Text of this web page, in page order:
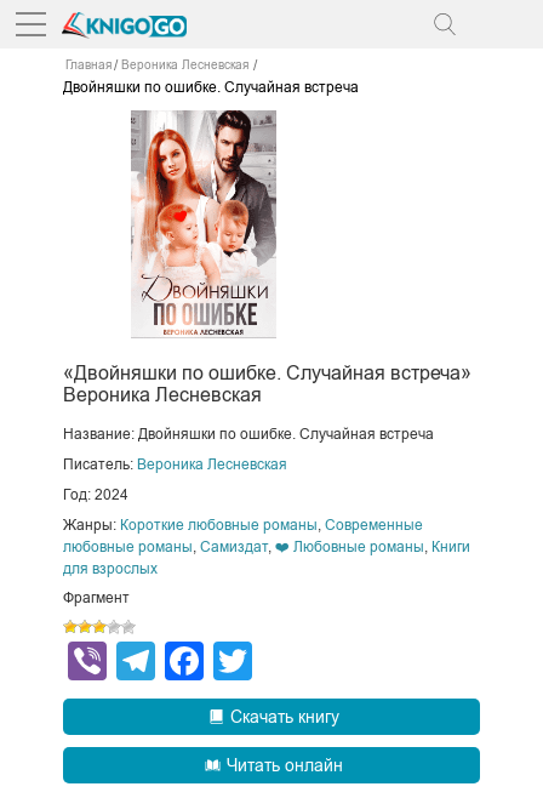
Главная Вероника Лесневская
Двойняшки по ошибке. Случайная встреча
«Двойняшки по ошибке. Случайная встреча»
Вероника Лесневская
Название: Двойняшки по ошибке. Случайная встреча
Писатель: Вероника Лесневская
Год: 2024
Жанры: Короткие любовные романы Современные
любовные романы Самиздат, ❤️ Любовные романы Книги
для взрослых
Фрагмент
ViberTelegram
Facebook
Скачать книгу
Читать онлайн